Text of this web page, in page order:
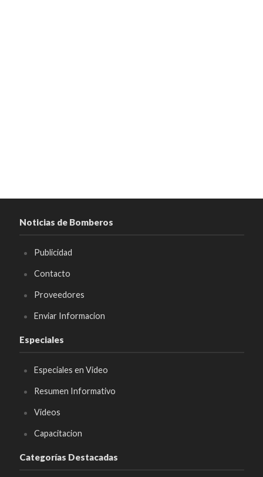
Noticias de Bomberos
Publicidad
Contacto
Proveedores
Enviar Informacion
Especiales
Especiales en Video
Resumen Informativo
Videos
Capacitacion
Categorías Destacadas